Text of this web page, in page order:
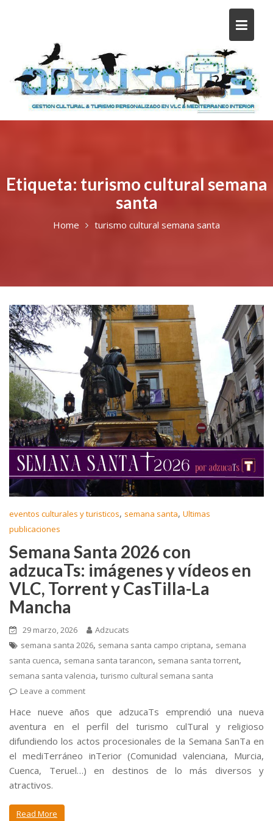
Etiqueta: turismo cultural semana
santa
Home turismo cultural semana santa
eventos culturales y turisticos, semana santa, Ultimas
publicaciones
Semana Santa 2026 con
adzucaTs: imágenes y vídeos en
VLC, Torrent y CasTilla-La
Mancha
29 marzo, 2026
Adzucats
semana santa 2026, semana santa campo criptana, semana
santa cuenca, semana santa tarancon, semana santa torrent,
semana santa valencia, turismo cultural semana santa
Leave a comment
Hace nueve años que adzucaTs emprendió una nueva
aventura en el perfil del turismo culTural y religioso
difundiendo los actos procesionales de la Semana SanTa en
el mediTerráneo inTerior (Comunidad valenciana, Murcia,
Cuenca, Teruel…) en destinos de lo más diversos y
atractivos.
Read More